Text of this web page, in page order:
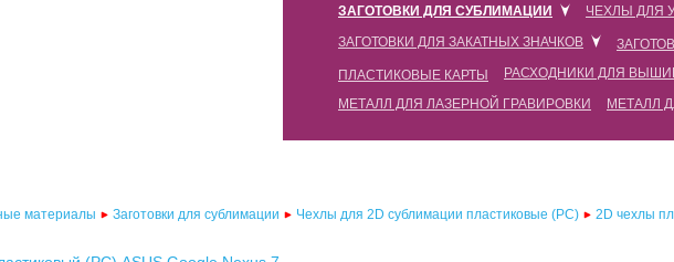
ЗАГОТОВКИ ДЛЯ СУБЛИМАЦИИ
чехлы для 2d сублимации силиконовые (tpu) с металлической пластиной
ЧЕХЛЫ ДЛЯ
чехлы для уф печати
чехлы для уф печати
ЗАГОТОВКИ ДЛЯ ЗАКАТНЫХ ЗНАЧКОВ
заготовки 25мм
ПЛАСТИКОВЫЕ КАРТЫ
РАСХОДНИКИ ДЛЯ
МЕТАЛЛ ДЛЯ ЛАЗЕРНОЙ ГРАВИРОВКИ МЕТАЛЛ
материалы Заготовки для сублимации Чехлы для 2D сублимации пластиковые (PC) 2D чехлы